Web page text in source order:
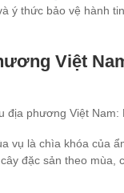
ý thức bảo vệ hành
Việt
vụ là chìa khóa của
đặc sản theo mùa,